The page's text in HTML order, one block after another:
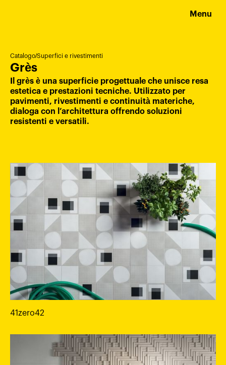
Menu
Catalogo/Superfici e rivestimenti
Grès
Il grès è una superficie progettuale che unisce resa
estetica e prestazioni tecniche. Utilizzato per
pavimenti, rivestimenti e continuità materiche,
dialoga con l’architettura offrendo soluzioni
resistenti e versatili.
41zero42